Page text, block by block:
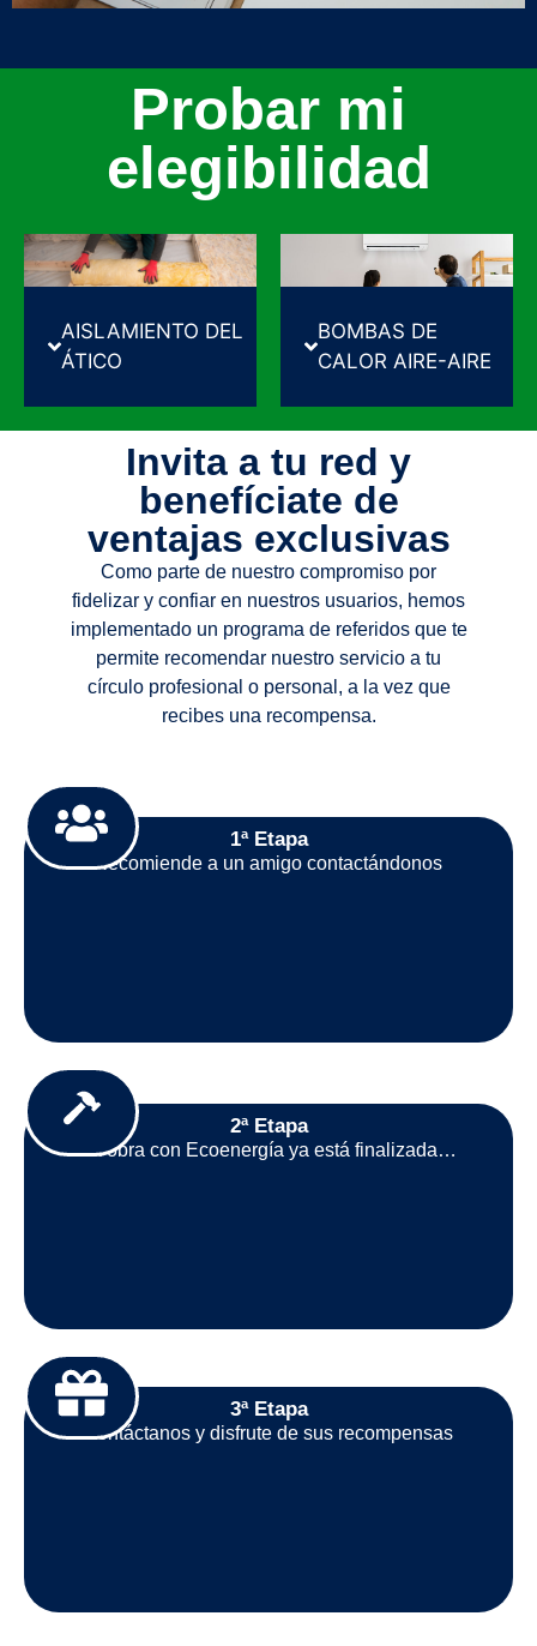
Probar mi
elegibilidad
AISLAMIENTO DEL
ÁTICO
BOMBAS DE
CALOR AIRE-AIRE
Invita a tu red y
benefíciate de
ventajas exclusivas
Como parte de nuestro compromiso por
fidelizar y confiar en nuestros usuarios, hemos
implementado un programa de referidos que te
permite recomendar nuestro servicio a tu
círculo profesional o personal, a la vez que
recibes una recompensa.
1ª Etapa
Recomiende a un amigo contactándonos
2ª Etapa
La obra con Ecoenergía ya está finalizada…
3ª Etapa
Contáctanos y disfrute de sus recompensas